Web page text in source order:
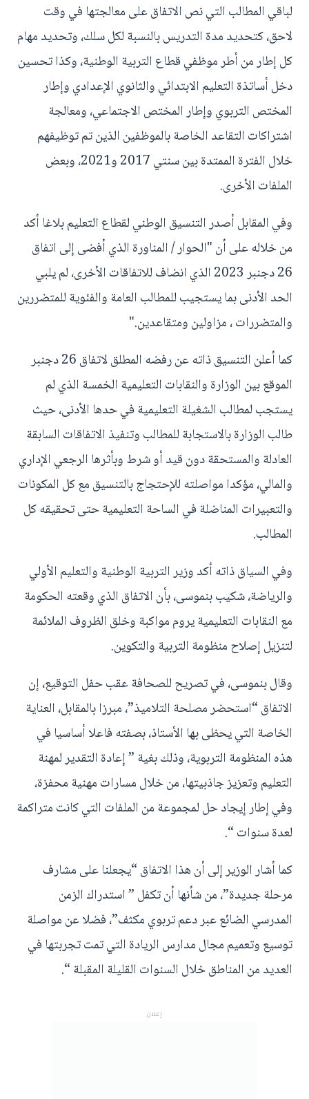
لباقي المطالب التي نص الاتفاق على معالجتها في وقت
لاحق، كتحديد مدة التدريس بالنسبة لكل سلك، وتحديد مهام
كل إطار من أطر موظفي قطاع التربية الوطنية، وكذا تحسين
دخل أساتذة التعليم الابتدائي والثانوي الإعدادي وإطار
المختص التربوي وإطار المختص الاجتماعي، ومعالجة
اشتراكات التقاعد الخاصة بالموظفين الذين تم توظيفهم
خلال الفترة الممتدة بين سنتي 2017 و2021، وبعض
الملفات الأخرى.
وفي المقابل أصدر التنسيق الوطني لقطاع التعليم بلاغا أكد
من خلاله على أن "الحوار / المناورة الذي أفضى إلى اتفاق
26 دجنبر 2023 الذي انضاف للاتفاقات الأخرى، لم يلبي
الحد الأدنى بما يستجيب للمطالب العامة والفئوية للمتضررين
والمتضررات ، مزاولين ومتقاعدين."
كما أعلن التنسيق ذاته عن رفضه المطلق لاتفاق 26 دجنبر
الموقع بين الوزارة والنقابات التعليمية الخمسة الذي لم
يستجب لمطالب الشغيلة التعليمية في حدها الأدنى، حيث
طالب الوزارة بالاستجابة للمطالب وتنفيذ الاتفاقات السابقة
العادلة والمستحقة دون قيد أو شرط وبأثرها الرجعي الإداري
والمالي، مؤكدا مواصلته للإحتجاج بالتنسيق مع كل المكونات
والتعبيرات المناضلة في الساحة التعليمية حتى تحقيقه كل
المطالب.
وفي السياق ذاته أكد وزير التربية الوطنية والتعليم الأولي
والرياضة، شكيب بنموسى، بأن الاتفاق الذي وقعته الحكومة
مع النقابات التعليمية يروم مواكبة وخلق الظروف الملائمة
لتنزيل إصلاح منظومة التربية والتكوين.
وقال بنموسى، في تصريح للصحافة عقب حفل التوقيع، إن
الاتفاق “استحضر مصلحة التلاميذ”، مبرزا بالمقابل، العناية
الخاصة التي يحظى بها الأستاذ، بصفته فاعلا أساسيا في
هذه المنظومة التربوية، وذلك بغية ” إعادة التقدير لمهنة
التعليم وتعزيز جاذبيتها، من خلال مسارات مهنية محفزة،
وفي إطار إيجاد حل لمجموعة من الملفات التي كانت متراكمة
لعدة سنوات “.
كما أشار الوزير إلى أن هذا الاتفاق “يجعلنا على مشارف
مرحلة جديدة”، من شأنها أن تكفل ” استدراك الزمن
المدرسي الضائع عبر دعم تربوي مكثف”، فضلا عن مواصلة
توسيع وتعميم مجال مدارس الريادة التي تمت تجربتها في
العديد من المناطق خلال السنوات القليلة المقبلة “.
إعلان